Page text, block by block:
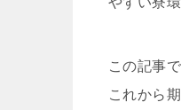
この記事
これから